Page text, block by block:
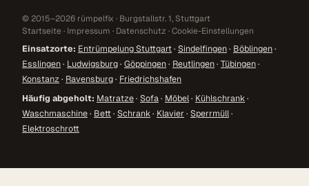
© 2015–2026 rümpelfix · Burgstallstr. 1, Stuttgart
Startseite · Impressum · Datenschutz ·Cookie-Einstellungen
Einsatzorte: Entrümpelung Stuttgart· Sindelfingen· Böblingen·
Esslingen· Ludwigsburg· Göppingen· Reutlingen· Tübingen·
Konstanz· Ravensburg· Friedrichshafen
Häufig abgeholt: Matratze· Sofa· Möbel· Kühlschrank·
Waschmaschine· Bett· Schrank· Klavier · Sperrmüll·
Elektroschrott